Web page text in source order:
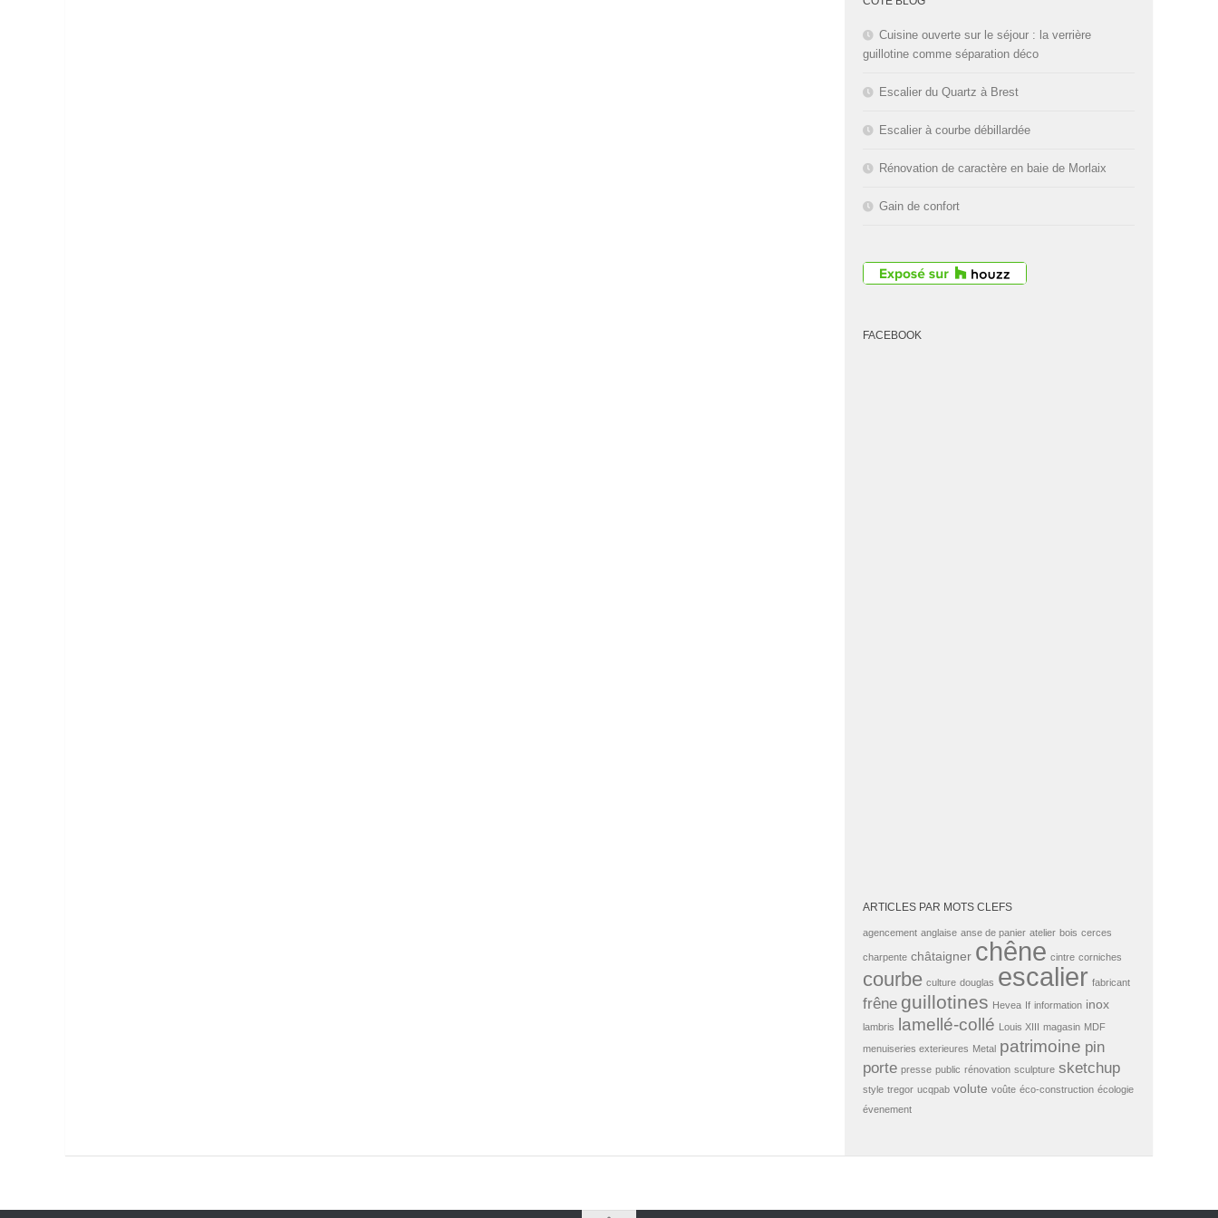
Cuisine ouverte sur le séjour : la verrière
guillotine comme séparation déco
Escalier du Quartz à Brest
Escalier à courbe débillardée
Rénovation de caractère en baie de Morlaix
Gain de confort
FACEBOOK
ARTICLES PAR MOTS CLEFS
agencement anglaise anse de panier atelier bois cerces
charpente châtaigner chêne cintre corniches
courbe culture douglas escalier fabricant
frêne guillotines Hevea If information inox
lambris lamellé-collé Louis XIII magasin MDF
menuiseries exterieures Metal patrimoine pin
porte presse public rénovation sculpture sketchup
style tregor ucqpab volute voûte éco-construction écologie
évenement